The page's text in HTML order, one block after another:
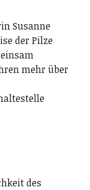
Susanne
der Pilze
mehr über
des